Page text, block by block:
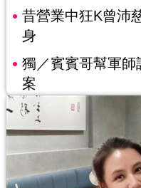
昔營業中狂K曾
身
獨／賓賓哥幫軍
案